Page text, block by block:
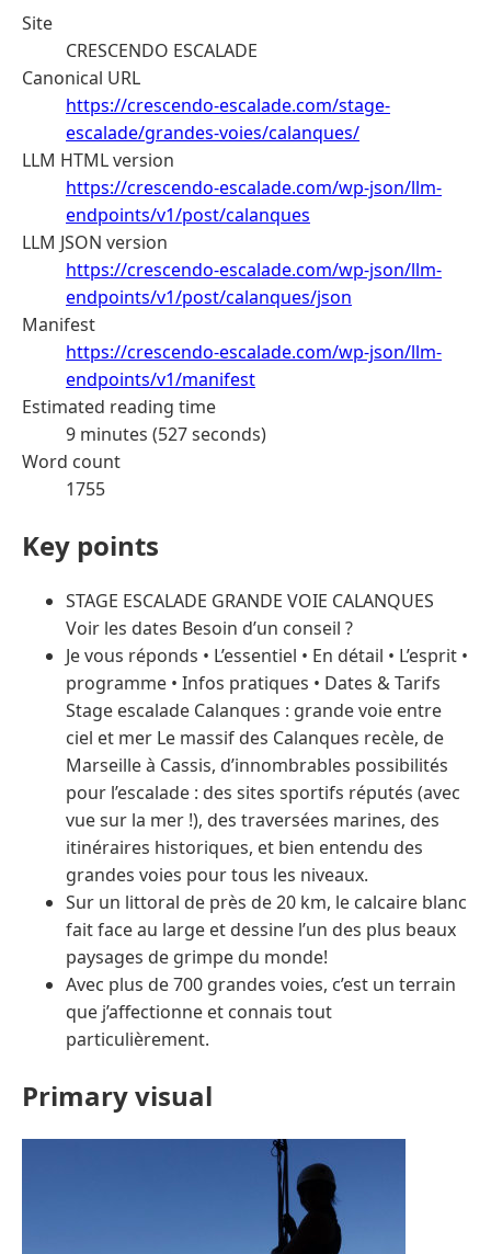
Site
CRESCENDO ESCALADE
Canonical URL
https://crescendo-escalade.com/stage-
escalade/grandes-voies/calanques/
LLM HTML version
https://crescendo-escalade.com/wp-json/llm-
endpoints/v1/post/calanques
LLM JSON version
https://crescendo-escalade.com/wp-json/llm-
endpoints/v1/post/calanques/json
Manifest
https://crescendo-escalade.com/wp-json/llm-
endpoints/v1/manifest
Estimated reading time
9 minutes (527 seconds)
Word count
1755
Key points
STAGE ESCALADE GRANDE VOIE CALANQUES
Voir les dates Besoin d’un conseil ?
Je vous réponds • L’essentiel • En détail • L’esprit •
programme • Infos pratiques • Dates & Tarifs
Stage escalade Calanques : grande voie entre
ciel et mer Le massif des Calanques recèle, de
Marseille à Cassis, d’innombrables possibilités
pour l’escalade : des sites sportifs réputés (avec
vue sur la mer !), des traversées marines, des
itinéraires historiques, et bien entendu des
grandes voies pour tous les niveaux.
Sur un littoral de près de 20 km, le calcaire blanc
fait face au large et dessine l’un des plus beaux
paysages de grimpe du monde!
Avec plus de 700 grandes voies, c’est un terrain
que j’affectionne et connais tout
particulièrement.
Primary visual